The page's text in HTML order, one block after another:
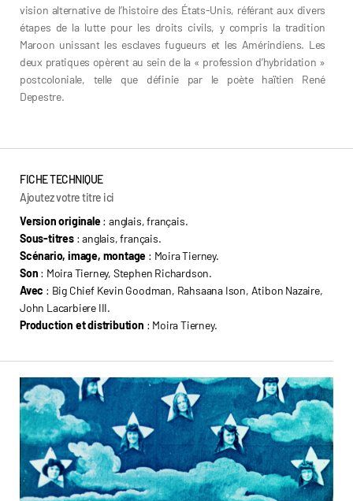
vision alternative de l’histoire des États-Unis, référant aux divers
étapes de la lutte pour les droits civils, y compris la tradition
Maroon unissant les esclaves fugueurs et les Amérindiens. Les
deux pratiques opèrent au sein de la « profession d’hybridation »
postcoloniale, telle que définie par le poète haïtien René
Depestre.
FICHE TECHNIQUE
Ajoutez votre titre ici
Version originale: anglais, français.
Sous-titres: anglais, français.
Scénario, image, montage : Moira Tierney.
Son : Moira Tierney, Stephen Richardson.
Avec : Big Chief Kevin Goodman, Rahsaana Ison, Atibon Nazaire,
John Lacarbiere III.
Production et distribution : Moira Tierney.